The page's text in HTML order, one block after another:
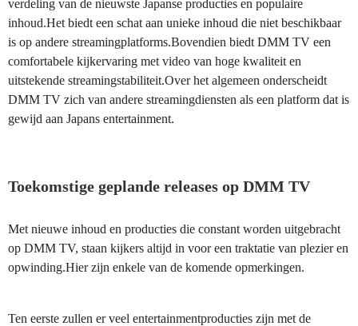
verdeling van de nieuwste Japanse producties en populaire
inhoud.Het biedt een schat aan unieke inhoud die niet beschikbaar
is op andere streamingplatforms.Bovendien biedt DMM TV een
comfortabele kijkervaring met video van hoge kwaliteit en
uitstekende streamingstabiliteit.Over het algemeen onderscheidt
DMM TV zich van andere streamingdiensten als een platform dat is
gewijd aan Japans entertainment.
Toekomstige geplande releases op DMM TV
Met nieuwe inhoud en producties die constant worden uitgebracht
op DMM TV, staan kijkers altijd in voor een traktatie van plezier en
opwinding.Hier zijn enkele van de komende opmerkingen.
Ten eerste zullen er veel entertainmentproducties zijn met de